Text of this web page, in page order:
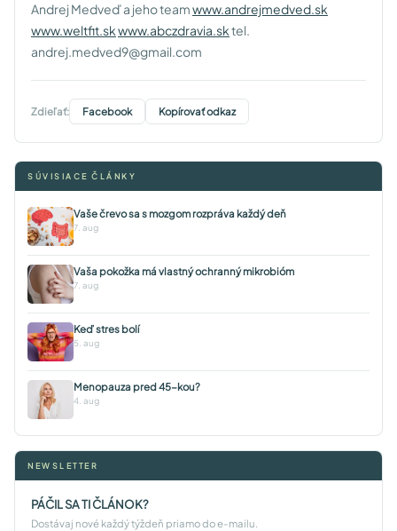
Andrej Medveď a jeho teamwww.andrejmedved.sk
www.weltfit.skwww.abczdravia.sktel.
andrej.medved9@gmail.com
Zdieľať: Facebook Kopírovať odkaz
SÚVISIACE ČLÁNKY
Vaše črevo sa s mozgom rozpráva každý deň
7. aug
Vaša pokožka má vlastný ochranný mikrobióm
7. aug
Keď stres bolí
5. aug
Menopauza pred 45-kou?
4. aug
NEWSLETTER
PÁČIL SA TI ČLÁNOK?
Dostávaj nové každý týždeň priamo do e-mailu.